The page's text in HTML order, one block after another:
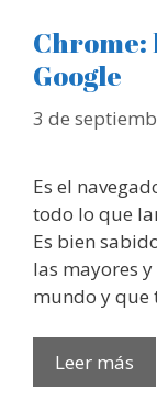
Chrome:
Google
3 de
Es el
todo lo que
Es bien
las mayores
mundo y
Leer más